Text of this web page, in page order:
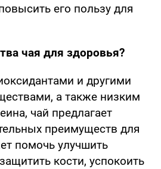
его пользу для
чая для здоровья?
и другими
а также низким
чай предлагает
преимуществ для
помочь улучшить
кости, успокоить